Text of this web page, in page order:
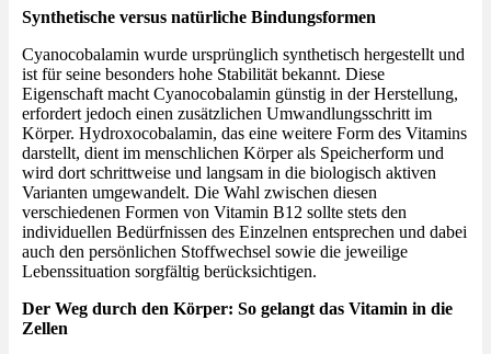
Synthetische versus natürliche Bindungsformen
Cyanocobalamin wurde ursprünglich synthetisch hergestellt und
ist für seine besonders hohe Stabilität bekannt. Diese
Eigenschaft macht Cyanocobalamin günstig in der Herstellung,
erfordert jedoch einen zusätzlichen Umwandlungsschritt im
Körper. Hydroxocobalamin, das eine weitere Form des Vitamins
darstellt, dient im menschlichen Körper als Speicherform und
wird dort schrittweise und langsam in die biologisch aktiven
Varianten umgewandelt. Die Wahl zwischen diesen
verschiedenen Formen von Vitamin B12 sollte stets den
individuellen Bedürfnissen des Einzelnen entsprechen und dabei
auch den persönlichen Stoffwechsel sowie die jeweilige
Lebenssituation sorgfältig berücksichtigen.
Der Weg durch den Körper: So gelangt das Vitamin in die
Zellen